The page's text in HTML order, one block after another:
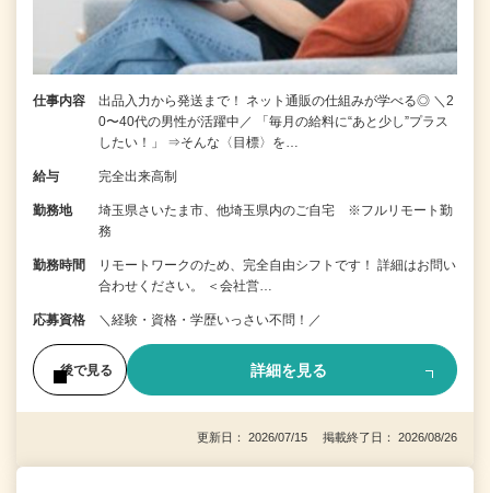
仕事内容
出品入力から発送まで！ ネット通販の仕組みが学べる◎ ＼2
0〜40代の男性が活躍中／ 「毎月の給料に“あと少し”プラス
したい！」 ⇒そんな〈目標〉を…
給与 完全出来高制
勤務地
埼玉県さいたま市、他埼玉県内のご自宅 ※フルリモート勤
務
勤務時間
リモートワークのため、完全自由シフトです！ 詳細はお問い
合わせください。 ＜会社営…
応募資格 ＼経験・資格・学歴いっさい不問！／
後で見る 詳細を見る
更新日： 2026/07/15 掲載終了日： 2026/08/26